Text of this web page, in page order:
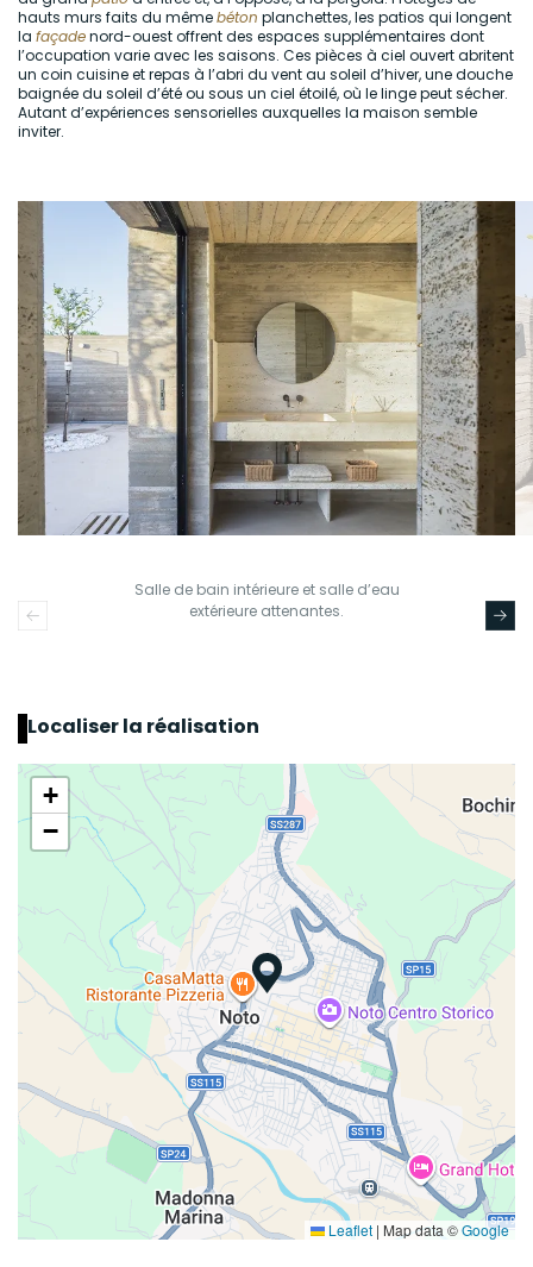
hauts murs faits du mêmebéton planchettes, les patios qui longent
la façadenord-ouest offrent des espaces supplémentaires dont
l’occupation varie avec les saisons. Ces pièces à ciel ouvert abritent
un coin cuisine et repas à l’abri du vent au soleil d’hiver, une douche
baignée du soleil d’été ou sous un ciel étoilé, où le linge peut sécher.
Autant d’expériences sensorielles auxquelles la maison semble
inviter.
Salle de bain intérieure et salle d’eau
extérieure attenantes.
Localiser la réalisation
+
−
Leaflet | Map data ©Google